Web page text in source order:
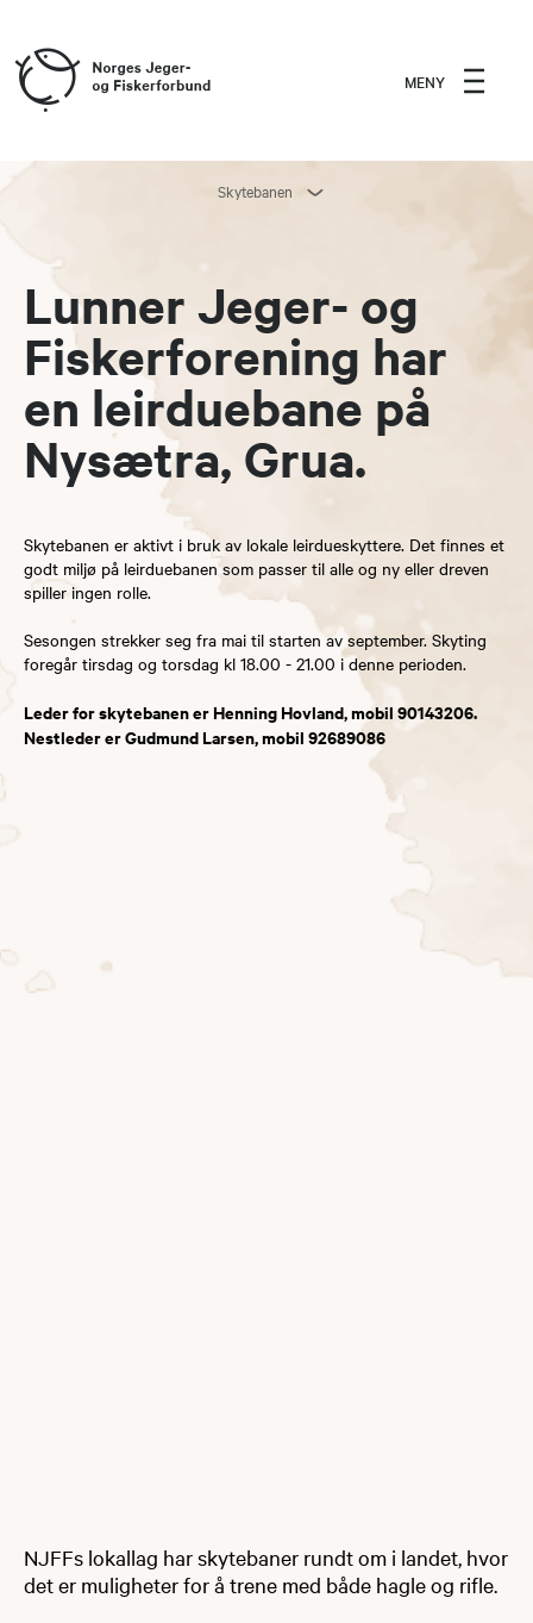
MENY
Skytebanen
Lunner Jeger- og
Fiskerforening har
en leirduebane på
Nysætra, Grua.
Skytebanen er aktivt i bruk av lokale leirdueskyttere. Det finnes et
godt miljø på leirduebanen som passer til alle og ny eller dreven
spiller ingen rolle.
Sesongen strekker seg fra mai til starten av september. Skyting
foregår tirsdag og torsdag kl 18.00 - 21.00 i denne perioden.
Leder for skytebanen er Henning Hovland, mobil 90143206.
Nestleder er Gudmund Larsen, mobil 92689086
NJFFs lokallag har skytebaner rundt om i landet, hvor
det er muligheter for å trene med både hagle og rifle.